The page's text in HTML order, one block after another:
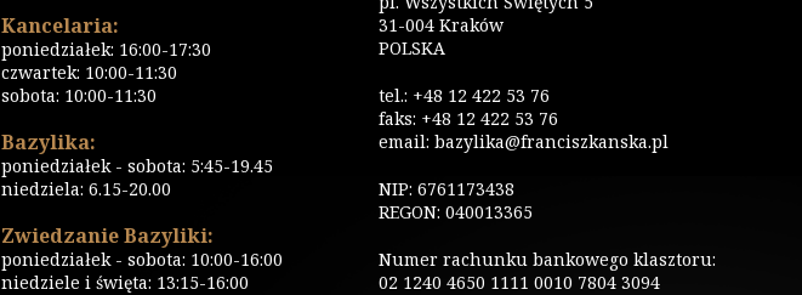
Kancelaria:
poniedziałek: 16:00-17:30
czwartek: 10:00-11:30
sobota: 10:00-11:30
Bazylika:
poniedziałek - sobota: 5:45-19.45
niedziela: 6.15-20.00
Zwiedzanie Bazyliki:
poniedziałek - sobota: 10:00-16:00
niedziele i święta: 13:15-16:00
31-004 Kraków
POLSKA
tel.: +48 12 422 53 76
faks: +48 12 422 53 76
email: bazylika@franciszkanska.pl
NIP: 6761173438
REGON: 040013365
Numer rachunku bankowego klasztoru:
02 1240 4650 1111 0010 7804 3094